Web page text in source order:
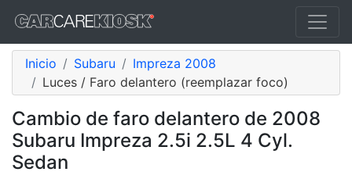
Inicio Subaru
Impreza 2008
Luces / Faro delantero (reemplazar foco)
Cambio de faro delantero de 2008
Subaru Impreza 2.5i 2.5L 4 Cyl.
Sedan